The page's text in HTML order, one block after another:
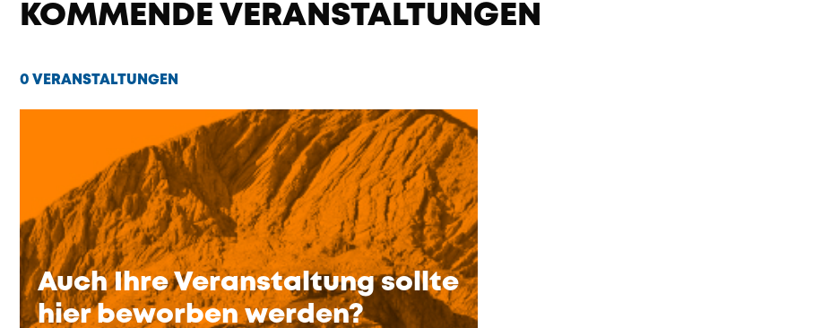
KOMMENDE VERANSTALTUNGEN
0 VERANSTALTUNGEN
Auch Ihre Veranstaltung sollte
hier beworben werden?